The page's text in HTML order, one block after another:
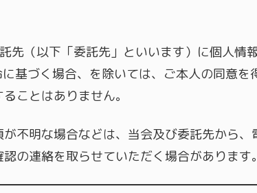
先（以下「委託先」といいます）に個人情
基づく場合、を除いては、ご本人の同意を
ことはありません。
不明な場合などは、当会及び委託先から、
の連絡を取らせていただく場合があります。